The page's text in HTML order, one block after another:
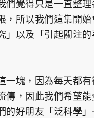
們覺得只是一直整理
，所以我們這集開
」以及「引起關注
一塊，因為每天都有
傳，因此我們希望
的好朋友「泛科學